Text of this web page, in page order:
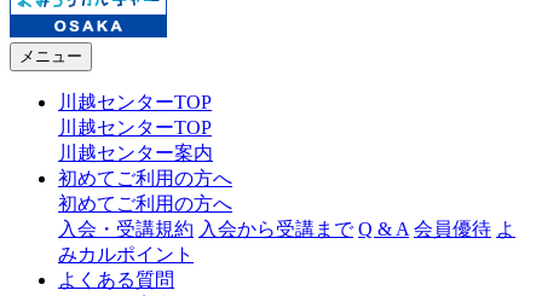
メニュー
川越センターTOP
川越センターTOP
川越センター案内
初めてご利用の方へ
初めてご利用の方へ
入会・受講規約 入会から受講まで Q & A 会員優待 よ
みカルポイント
よくある質問